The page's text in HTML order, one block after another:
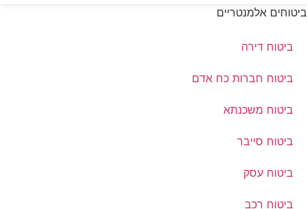
ביטוחים אלמנטריים
ביטוח דירה
ביטוח חברות כח אדם
ביטוח משכנתא
ביטוח סייבר
ביטוח עסק
ביטוח רכב